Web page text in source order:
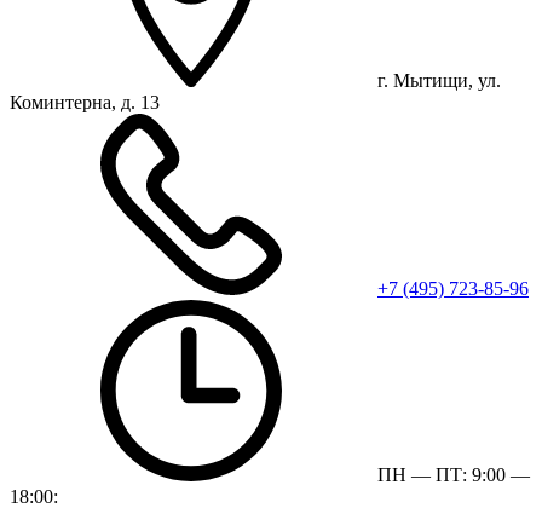
г. Мытищи, ул.
Коминтерна, д. 13
+7 (495) 723-85-96
ПН — ПТ: 9:00 —
18:00: